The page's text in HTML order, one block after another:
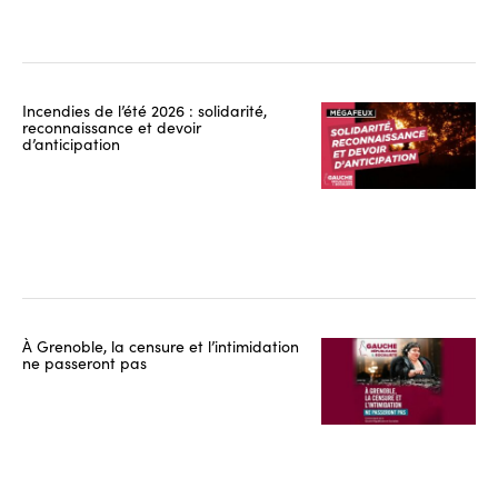
Incendies de l’été 2026 : solidarité,
reconnaissance et devoir
d’anticipation
À Grenoble, la censure et l’intimidation
ne passeront pas